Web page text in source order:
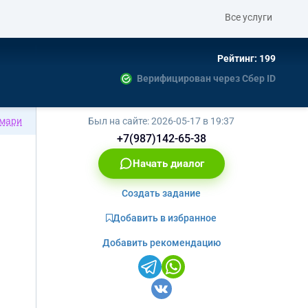
Все услуги
Рейтинг: 199
Верифицирован через Сбер ID
Был на сайте:2026-05-17 в 19:37
+7(987)142-65-38
Начать диалог
Создать задание
Добавить в избранное
Добавить рекомендацию